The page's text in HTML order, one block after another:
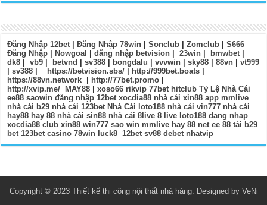
Đăng Nhập 12bet|Đăng Nhập 78win |Sonclub |Zomclub |S666
Đăng Nhập
Nowgoal |đăng nhập betvision |23win bmwbet|
dk8 |vb9 betvnd |sv388 bongdalu |vvvwin |sky88 |88vn |vt999
|sv388 https://betvision.sbs/ http://999bet.boats
https://88vn.network
http://77bet.promo
http://xvip.me/
MAY88 |xoso66 rikvip 77bet hitclub Tỷ Lệ Nhà Cái
ee88 saowin đăng nhập 12bet xocdia88 nhà cái xin88 app mmlive
nhà cái b29 nhà cái 123bet Nhà Cái loto188 nhà cái vin777 nhà cái
hay88 hay 88 nhà cái sin88 nhà cái 8live 8 live loto188 dang nhap
xocdia88 club xin88 win777 sao win mmlive hay 88 net ee 88 tải b29
bet 123bet casino 78win luck8 12bet sv88 debet nhatvip
Copyright © 2023 Thiết kế thi công nội thất nhà hàng. Designed by VeNi